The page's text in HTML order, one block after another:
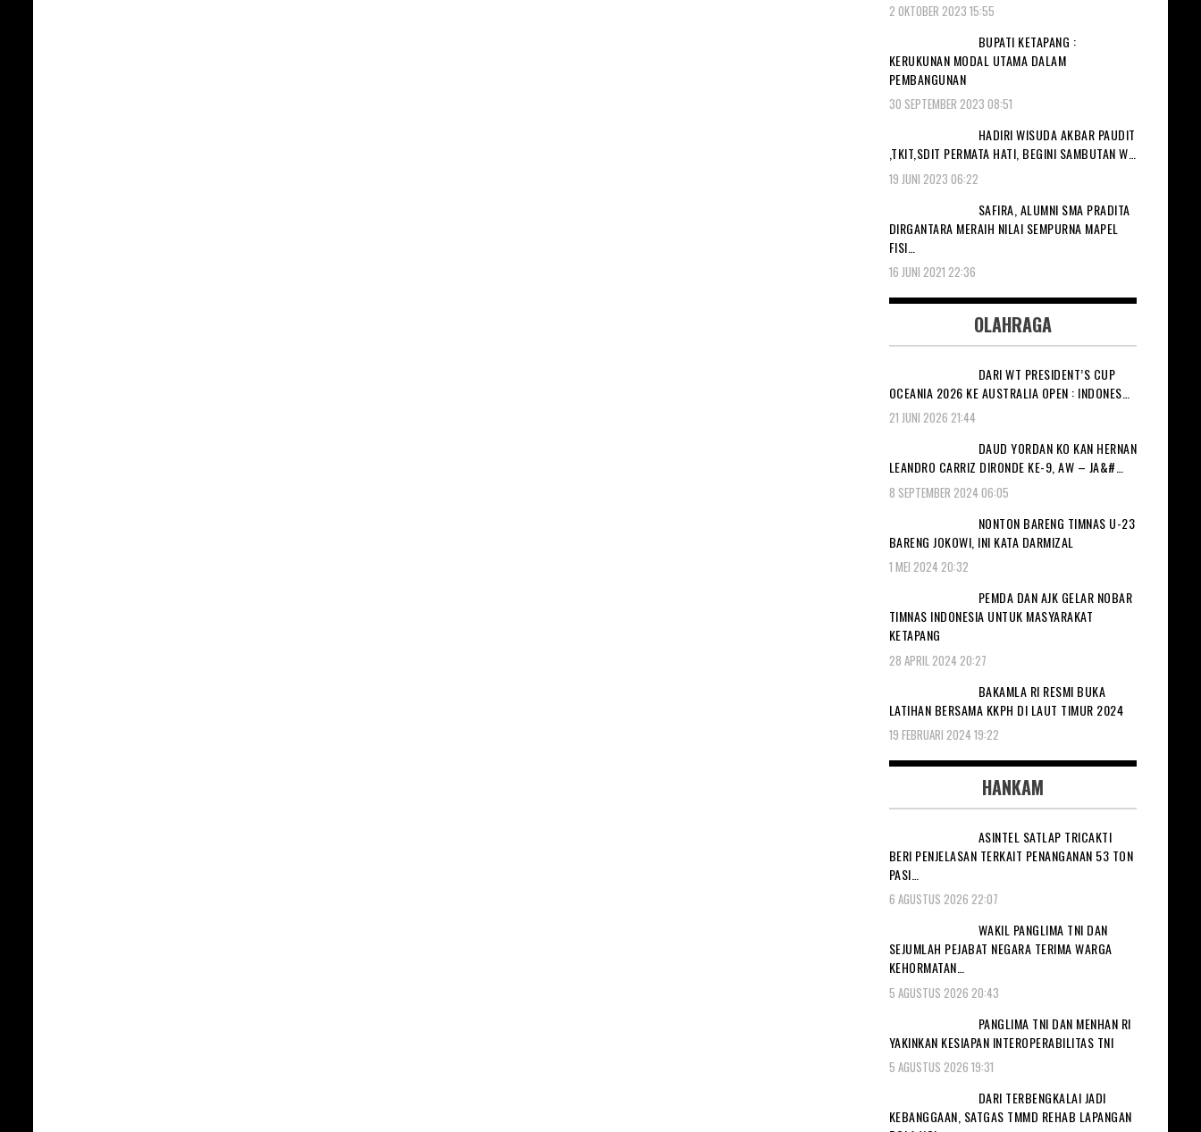
2 OKTOBER 2023 15:55
BUPATI KETAPANG :
KERUKUNAN MODAL UTAMA DALAM
PEMBANGUNAN
30 SEPTEMBER 2023 08:51
HADIRI WISUDA AKBAR PAUDIT
,TKIT,SDIT PERMATA HATI, BEGINI SAMBUTAN W…
19 JUNI 2023 06:22
SAFIRA, ALUMNI SMA PRADITA
DIRGANTARA MERAIH NILAI SEMPURNA MAPEL
FISI…
16 JUNI 2021 22:36
OLAHRAGA
DARI WT PRESIDENT’S CUP
OCEANIA 2026 KE AUSTRALIA OPEN : INDONES…
21 JUNI 2026 21:44
DAUD YORDAN KO KAN HERNAN
LEANDRO CARRIZ DIRONDE KE-9, AW – JA&#…
8 SEPTEMBER 2024 06:05
NONTON BARENG TIMNAS U-23
BARENG JOKOWI, INI KATA DARMIZAL
1 MEI 2024 20:32
PEMDA DAN AJK GELAR NOBAR
TIMNAS INDONESIA UNTUK MASYARAKAT
KETAPANG
28 APRIL 2024 20:27
BAKAMLA RI RESMI BUKA
LATIHAN BERSAMA KKPH DI LAUT TIMUR 2024
19 FEBRUARI 2024 19:22
HANKAM
ASINTEL SATLAP TRICAKTI
BERI PENJELASAN TERKAIT PENANGANAN 53 TON
PASI…
6 AGUSTUS 2026 22:07
WAKIL PANGLIMA TNI DAN
SEJUMLAH PEJABAT NEGARA TERIMA WARGA
KEHORMATAN…
5 AGUSTUS 2026 20:43
PANGLIMA TNI DAN MENHAN RI
YAKINKAN KESIAPAN INTEROPERABILITAS TNI
5 AGUSTUS 2026 19:31
DARI TERBENGKALAI JADI
KEBANGGAAN, SATGAS TMMD REHAB LAPANGAN